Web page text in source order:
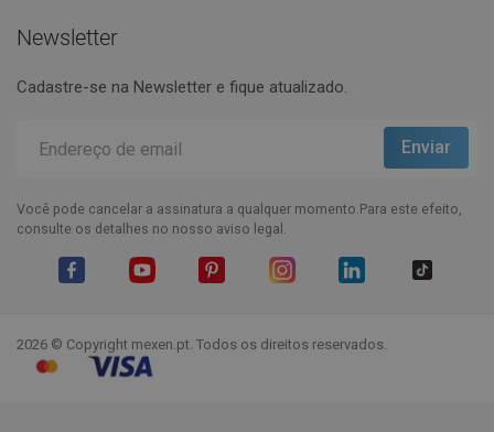
Newsletter
Cadastre-se na Newsletter e fique atualizado.
Você pode cancelar a assinatura a qualquer momento.Para este efeito,
consulte os detalhes no nosso aviso legal.
2026 © Copyright mexen.pt. Todos os direitos reservados.